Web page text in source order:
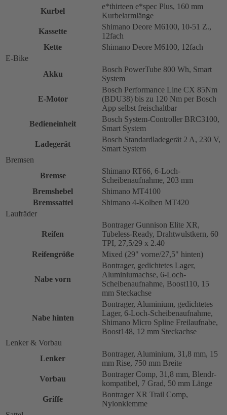
Kurbel
e*thirteen e*spec Plus, 160 mm
Kurbelarmlänge
Kassette
Shimano Deore M6100, 10-51 Z.,
12fach
Kette
Shimano Deore M6100, 12fach
E-Bike
Akku
Bosch PowerTube 800 Wh, Smart
System
E-Motor
Bosch Performance Line CX 85Nm
(BDU38) bis zu 120 Nm per Bosch
App selbst freischaltbar
Bedieneinheit
Bosch System-Controller BRC3100,
Smart System
Ladegerät
Bosch Standardladegerät 2 A, 230 V,
Smart System
Bremsen
Bremse
Shimano RT66, 6-Loch-
Scheibenaufnahme, 203 mm
Bremshebel
Shimano MT4100
Bremssattel
Shimano 4-Kolben MT420
Laufräder
Reifen
Bontrager Gunnison Elite XR,
Tubeless-Ready, Drahtwulstkern, 60
TPI, 27,5/29 x 2.40
Reifengröße
Mixed (29" vorne/27,5" hinten)
Nabe vorn
Bontrager, gedichtetes Lager,
Aluminiumachse, 6-Loch-
Scheibenaufnahme, Boost110, 15
mm Steckachse
Nabe hinten
Bontrager, Aluminium, gedichtetes
Lager, 6-Loch-Scheibenaufnahme,
Shimano Micro Spline Freilaufnabe,
Boost148, 12 mm Steckachse
Lenker & Vorbau
Lenker
Bontrager, Aluminium, 31,8 mm, 15
mm Rise, 750 mm Breite
Vorbau
Bontrager Comp, 31,8 mm, Blendr-
kompatibel, 7 Grad, 50 mm Länge
Griffe
Bontrager XR Trail Comp,
Nylonklemme